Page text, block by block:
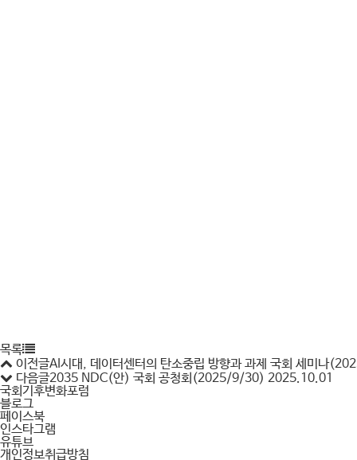
목록
이전글AI시대, 데이터센터의 탄소중립 방향과 과제 국회 세미나
다음글2035 NDC(안) 국회 공청회(2025/9/30) 2025.10.01
국회기후변화포럼
블로그
페이스북
인스타그램
유튜브
개인정보취급방침